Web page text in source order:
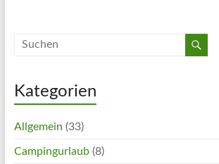
Kategorien
Allgemein (33)
Campingurlaub(8)